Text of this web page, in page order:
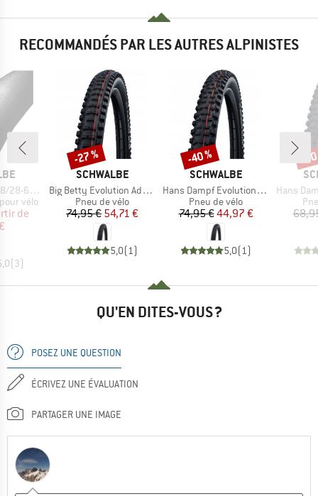
RECOMMANDÉS PAR LES AUTRES ALPINISTES
630 SV 15
vélo
réduit
de
(3)
MARQUE
SCHWALBE
Article
Big Betty Evolution AddixSoft SuperGravity 29'' (62-622) TLE E-50
Product group
Pneu de vélo
Prix
74,95 €Prix réduit
54,71 €
5,0(1)
Remise
-27 %
MARQUE
SCHWALBE
Article
Hans Dampf Evolution AddixSoft SuperGravity 27,5'' (60-584) TLE E-25
Product group
Pneu de vélo
Prix
74,95 €Prix réduit
44,97 €
5,0(1)
Remise
-40 %
Article
Hans Dampf Evo
-
QU'EN DITES-VOUS ?
POSEZ UNE QUESTION
ÉCRIVEZ UNE ÉVALUATION
PARTAGER UNE IMAGE